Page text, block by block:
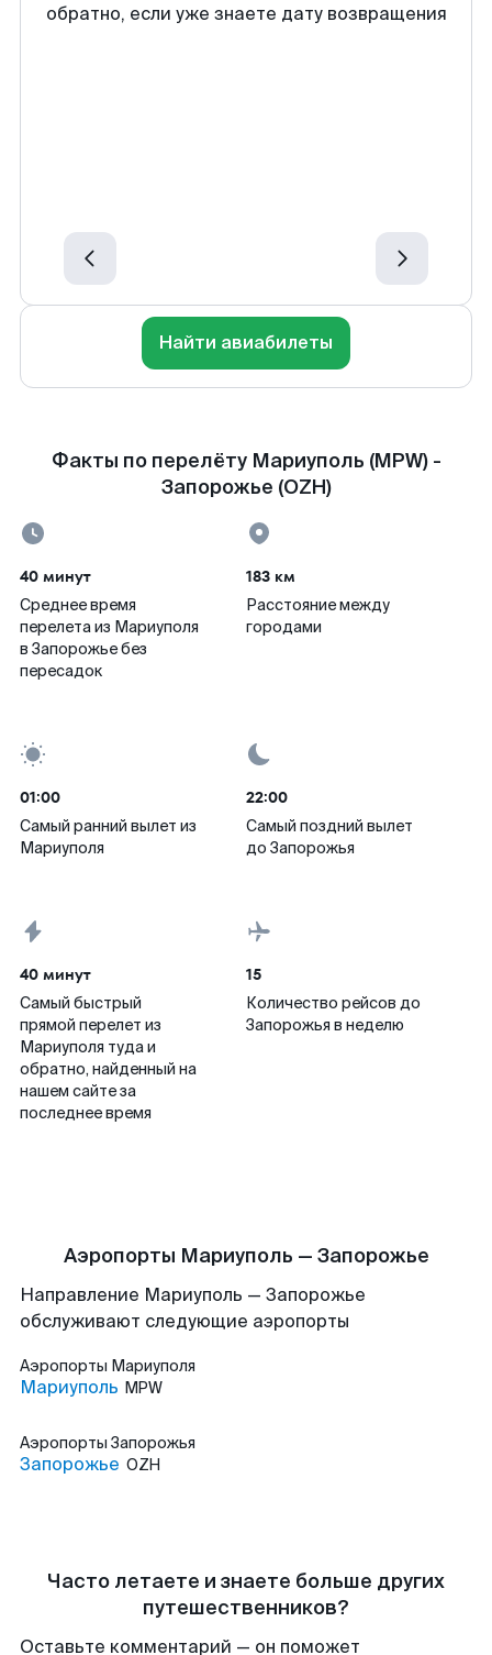
обратно, если уже знаете дату возвращения
Найти авиабилеты
Факты по перелёту Мариуполь (MPW) -
Запорожье (OZH)
40 минут
Среднее время
перелета из Мариуполя
в Запорожье без
пересадок
183 км
Расстояние между
городами
01:00
Самый ранний вылет из
Мариуполя
22:00
Самый поздний вылет
до Запорожья
40 минут
Самый быстрый
прямой перелет из
Мариуполя туда и
обратно, найденный на
нашем сайте за
последнее время
15
Количество рейсов до
Запорожья в неделю
Аэропорты Мариуполь — Запорожье
Направление Мариуполь — Запорожье
обслуживают следующие аэропорты
Аэропорты Мариуполя
Мариуполь MPW
Аэропорты Запорожья
Запорожье OZH
Часто летаете и знаете больше других
путешественников?
Оставьте комментарий — он поможет